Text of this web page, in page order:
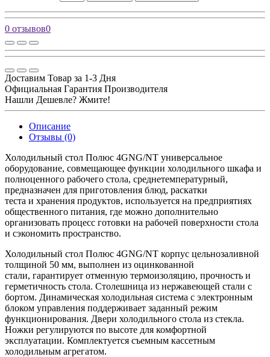
0 отзывов0
Доставим Товар за 1-3 Дня
Официальная Гарантия Производителя
Нашли Дешевле? Жмите!
Описание
Отзывы (0)
Холодильный стол Полюс 4GNG/NT универсальное
оборудование, совмещающее функции холодильного шкафа и
полноценного рабочего стола, среднетемпературный,
предназначен для приготовления блюд, раскатки
теста и хранения продуктов, используется на предприятиях
общественного питания, где можно дополнительно
организовать процесс готовки на рабочей поверхности стола
и сэкономить пространство.
Холодильный стол Полюс 4GNG/NT корпус цельнозаливной
толщиной 50 мм, выполнен из оцинкованной
стали, гарантирует отменную термоизоляцию, прочность и
герметичность стола. Столешница из нержавеющей стали с
бортом. Динамическая холодильная система с электронным
блоком управления поддерживает заданный режим
функционирования. Двери холодильного стола из стекла.
Ножки регулируются по высоте для комфортной
эксплуатации. Комплектуется съемным кассетным
холодильным агрегатом.